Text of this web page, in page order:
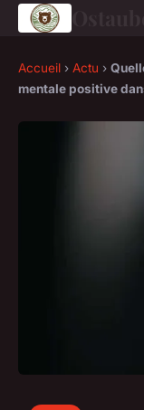
Accueil › Actu ›
mentale positive